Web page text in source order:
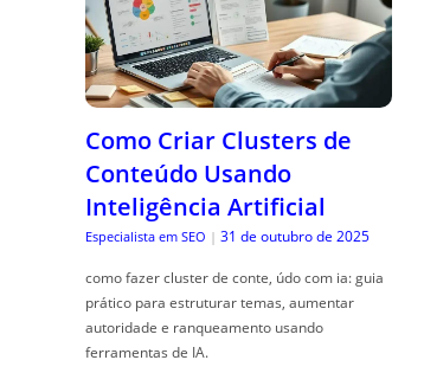
Como Criar Clusters de
Conteúdo Usando
Inteligência Artificial
Especialista em SEO | 31 de outubro de 2025
como fazer cluster de conte, údo com ia: guia
prático para estruturar temas, aumentar
autoridade e ranqueamento usando
ferramentas de IA.